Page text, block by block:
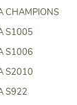
CHAMPIONS
S1005
S1006
S2010
S922